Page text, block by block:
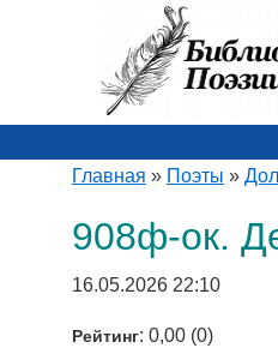
Главная » Поэты »
908ф-ок.
16.05.2026 22:10
Рейтинг: 0,00 (0)